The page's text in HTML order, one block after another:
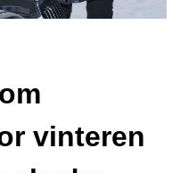
vinteren